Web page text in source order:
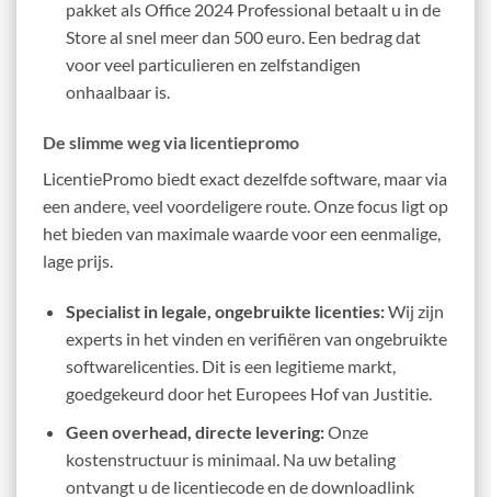
pakket als Office 2024 Professional betaalt u in de
Store al snel meer dan 500 euro. Een bedrag dat
voor veel particulieren en zelfstandigen
onhaalbaar is.
De slimme weg via licentiepromo
LicentiePromo biedt exact dezelfde software, maar via
een andere, veel voordeligere route. Onze focus ligt op
het bieden van maximale waarde voor een eenmalige,
lage prijs.
Specialist in legale, ongebruikte licenties:Wij zijn
experts in het vinden en verifiëren van ongebruikte
softwarelicenties. Dit is een legitieme markt,
goedgekeurd door het Europees Hof van Justitie.
Geen overhead, directe levering:Onze
kostenstructuur is minimaal. Na uw betaling
ontvangt u de licentiecode en de downloadlink